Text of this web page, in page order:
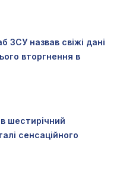
ЗСУ назвав свіжі дані
вторгнення в
шестирічний
сенсаційного